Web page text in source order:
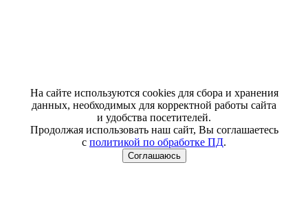
На сайте используются cookies для сбора и хранения
данных, необходимых для корректной работы сайта
и удобства посетителей.
Продолжая использовать наш сайт, Вы соглашаетесь
с политикой по обработке ПД.
Соглашаюсь